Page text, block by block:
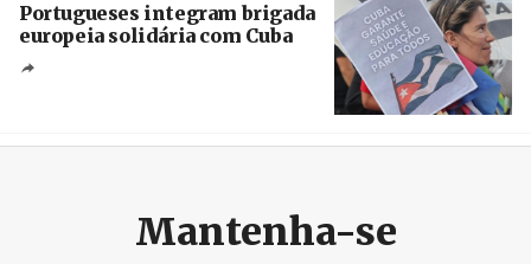
Portugueses integram brigada
europeia solidária com Cuba
Mantenha-se